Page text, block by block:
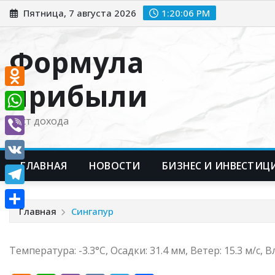
Перейти
к
Пятница, 7 августа 2026 1:20:07 PM
Формула
прибыли
Рост дохода
ГЛАВНАЯ НОВОСТИ БИЗНЕС И
Главная Сингапур
Температура: -3.3°C, Осадки: 31.4 мм, Ветер: 15.3 м/с,
Odnoklassniki
WhatsApp
Viber
VK
Telegram
Отправить